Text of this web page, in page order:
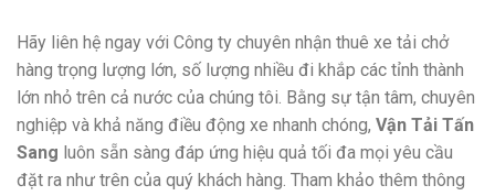
Hãy liên hệ ngay với Công ty chuyên nhận thuê xe tải chở
hàng trọng lượng lớn, số lượng nhiều đi khắp các tỉnh thành
lớn nhỏ trên cả nước của chúng tôi. Bằng sự tận tâm, chuyên
nghiệp và khả năng điều động xe nhanh chóng, Vận Tải Tấn
Sang luôn sẵn sàng đáp ứng hiệu quả tối đa mọi yêu cầu
đặt ra như trên của quý khách hàng. Tham khảo thêm thông